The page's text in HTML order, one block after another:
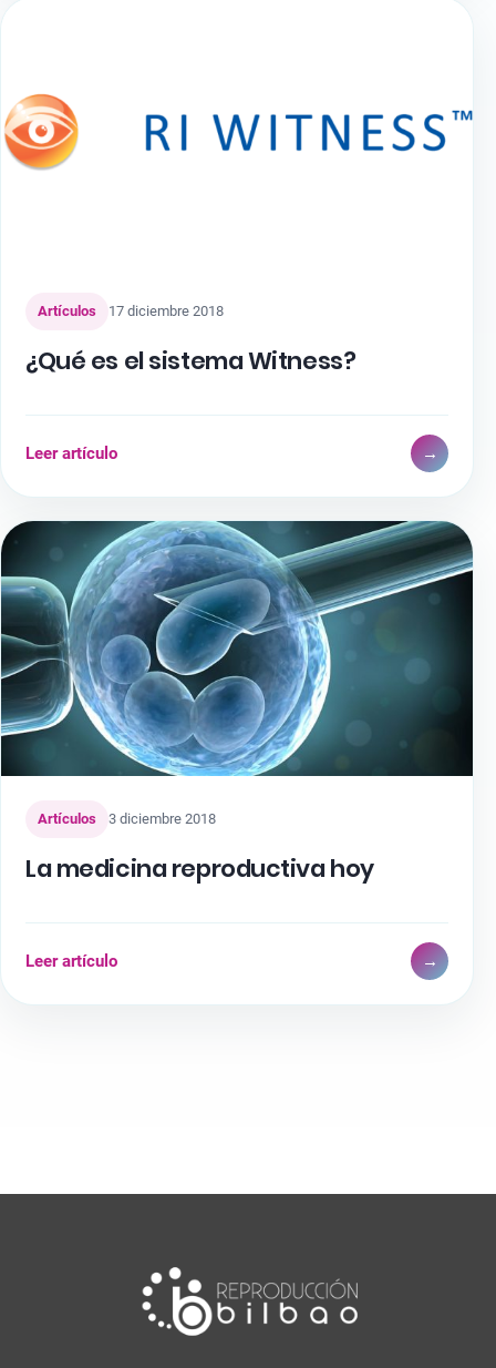
Artículos 17 diciembre 2018
¿Qué es el sistema Witness?
Leer artículo →
Artículos 3 diciembre 2018
La medicina reproductiva hoy
Leer artículo →